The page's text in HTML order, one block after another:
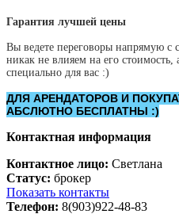
Гарантия лучшей цены
Вы ведете переговоры напрямую
никак не влияем на его
специально для вас :)
ДЛЯ АРЕНДАТОРОВ И
АБСЛЮТНО БЕСПЛАТНЫ :)
Контактная информация
Контактное лицо: Светлана
Статус: брокер
Показать контакты
Телефон: 8(903)922-48-83